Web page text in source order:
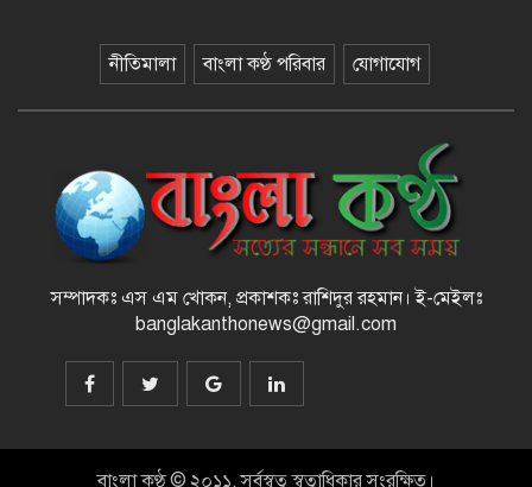
১২ কেজি এলপিজি সিলিন্ডারে দাম কমল
৩৫৭ টাকা
মাজারের দান ব্যবস্থাপনায় স্বচ্ছতা
আনতে প্রশাসনের তদারকি, ভক্তদের
মাঝে স্বস্তি
চলছে : স্বরাষ্ট্রমন্ত্রী
রামিসা হত্যা : ডেথ রেফারেন্সসহ পূর্ণাঙ্গ
রায়ের নথি উচ্চ আদালতে
নীতিমালা বাংলা কণ্ঠ পরিবার যোগাযোগ
সম্পাদকঃ এস এম খোকন, প্রকাশকঃ রাশিদুর রহমান। ই-মেইলঃ
banglakanthonews@gmail.com
বাংলা কণ্ঠ © ২০১১, সর্বস্বত্ব স্বত্বাধিকার সংরক্ষিত।